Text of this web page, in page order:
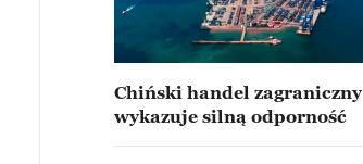
Chiński handel zagraniczny
wykazuje silną odporność